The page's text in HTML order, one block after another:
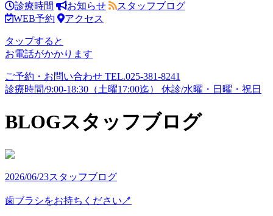
診療時間
お知らせ
スタッフブログ
WEB予約
アクセス
タップすると
お電話がかかります
ご予約・お問い合わせ TEL.025-381-8241
診療時間/9:00-18:30（土曜17:00迄）
休診/水曜・日曜・祝日
BLOGスタッフブログ
2026/06/23スタッフブログ
歯ブラシをお持ちください🪥